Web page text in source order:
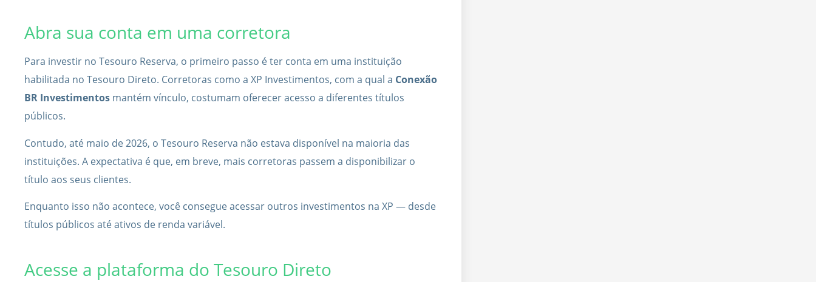
Abra sua conta em uma corretora
Para investir no Tesouro Reserva, o primeiro passo é ter conta em uma instituição
habilitada no Tesouro Direto. Corretoras como a XP Investimentos, com a qual a Conexão
BR Investimentos mantém vínculo, costumam oferecer acesso a diferentes títulos
públicos.
Contudo, até maio de 2026, o Tesouro Reserva não estava disponível na maioria das
instituições. A expectativa é que, em breve, mais corretoras passem a disponibilizar o
título aos seus clientes.
Enquanto isso não acontece, você consegue acessar outros investimentos na XP — desde
títulos públicos até ativos de renda variável.
Acesse a plataforma do Tesouro Direto